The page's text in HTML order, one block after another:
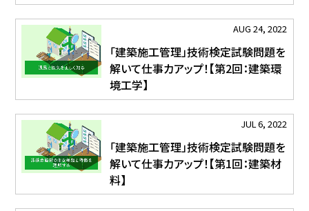
AUG 24, 2022
「建築施工管理」技術検定試験問題を
解いて仕事カアップ！【第2回：建築環
境工学】
JUL 6, 2022
「建築施工管理」技術検定試験問題を
解いて仕事カアップ！【第1回：建築材
料】